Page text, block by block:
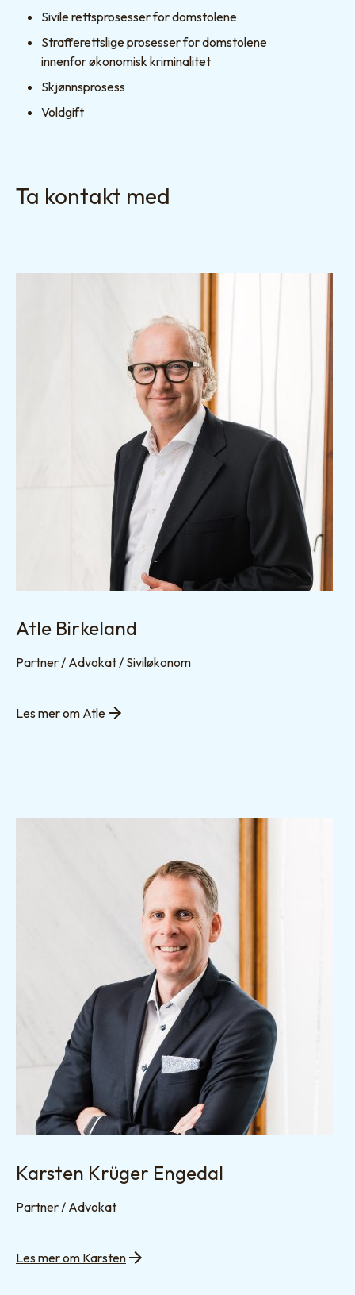
Sivile rettsprosesser for domstolene
Strafferettslige prosesser for domstolene
innenfor økonomisk kriminalitet
Skjønnsprosess
Voldgift
Ta kontakt med
Atle Birkeland
Partner / Advokat / Siviløkonom
Les mer om Atle
Karsten Krüger Engedal
Partner / Advokat
Les mer om Karsten